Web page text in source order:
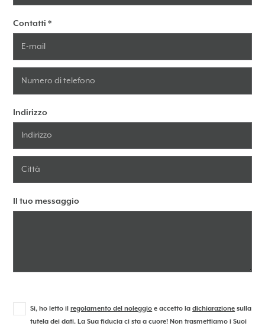
Contatti*
Indirizzo
Il tuo messaggio
Si, ho letto ilregolamento del noleggio e accetto ladichiarazione sulla
tutela dei dati. La Sua fiducia ci sta a cuore! Non trasmettiamo i Suoi